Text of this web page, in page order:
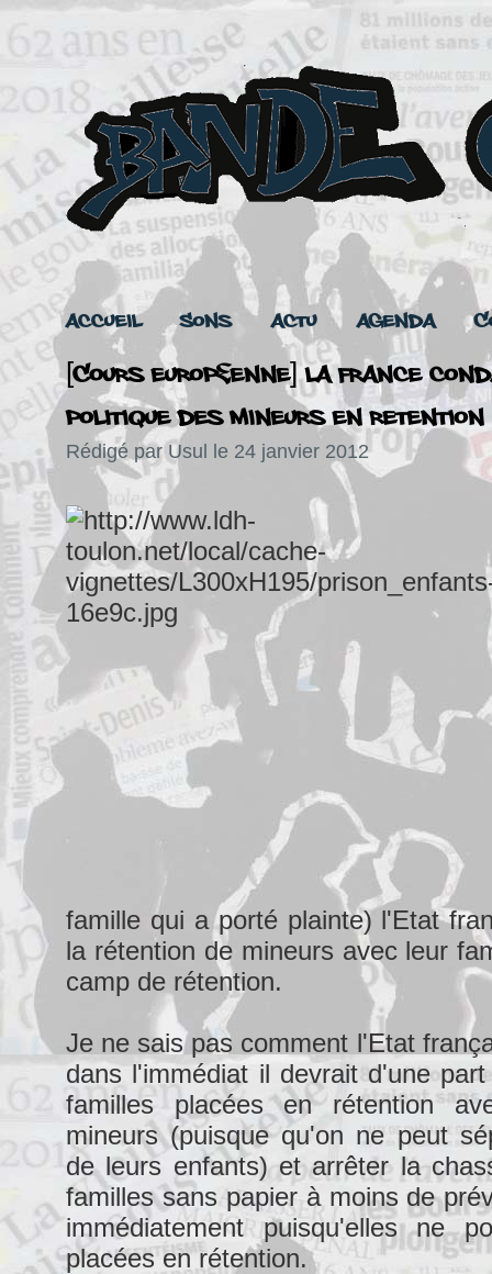
Accueil Sons Actu Agenda
[Cours Européenne] La France
politique des mineurs en retention
Rédigé par Usul le 24 janvier 2012
famille qui a porté plainte) l'Etat
la rétention de mineurs avec leur
camp de rétention.
Je ne sais pas comment l'Etat
dans l'immédiat il devrait d'une
familles placées en rétention
mineurs (puisque qu'on ne peut
de leurs enfants) et arrêter la
familles sans papier à moins de
immédiatement puisqu'elles ne
placées en rétention.